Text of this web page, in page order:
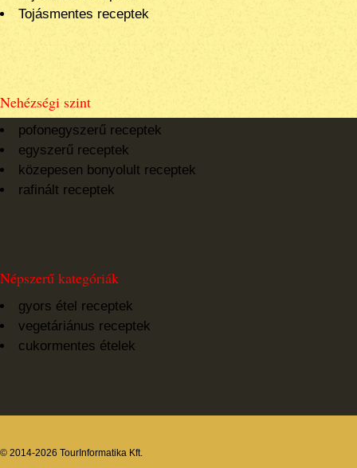
Tojásmentes receptek
Nehézségi szint
pofonegyszerű receptek
egyszerű receptek
közepesen bonyolult receptek
rafinált receptek
Népszerű kategóriák
gyors étel receptek
vegetáriánus receptek
cukormentes ételek
© 2014-2026 TourInformatika Kft.